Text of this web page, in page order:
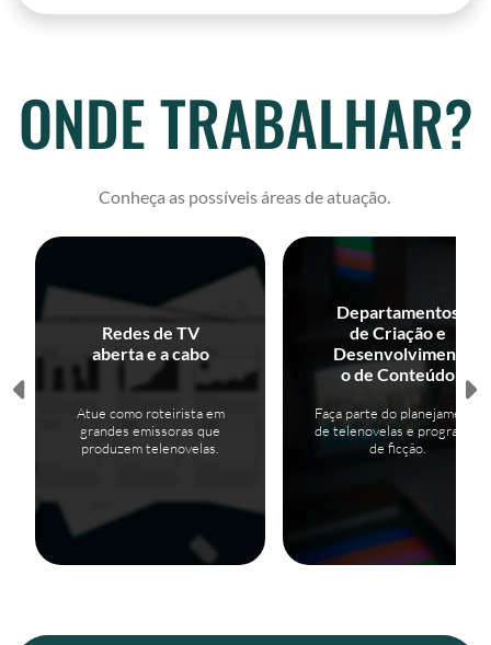
ONDE TRABALHAR?
Conheça as possíveis áreas de atuação.
Redes de TV
aberta e a cabo
Atue como roteirista em
grandes emissoras que
produzem telenovelas.
Departamentos
de Criação e
Desenvolviment
o de Conteúdo
Faça parte do planejamento
de telenovelas e programas
de ficção.